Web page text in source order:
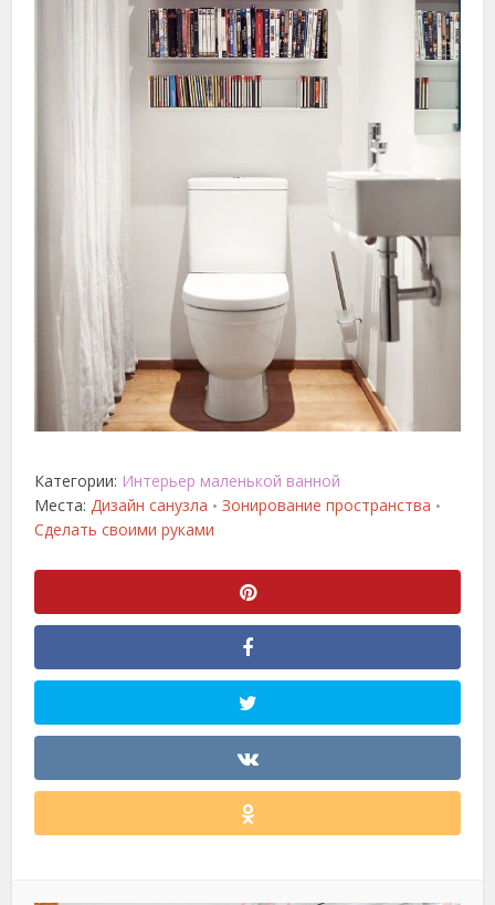
Категории: Интерьер маленькой ванной
Места:Дизайн санузла • Зонирование пространства •
Сделать своими руками